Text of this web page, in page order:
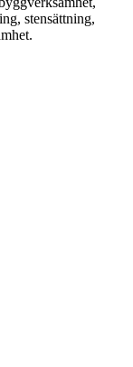
stensättning,